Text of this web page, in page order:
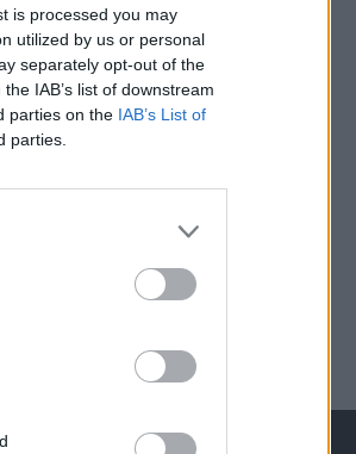
is processed you may
utilized by us or personal
separately opt-out of the
IAB’s list of downstream
parties on the IAB’s List of
parties.